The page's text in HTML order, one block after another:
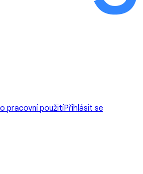
pracovní použitíPřihlásit se